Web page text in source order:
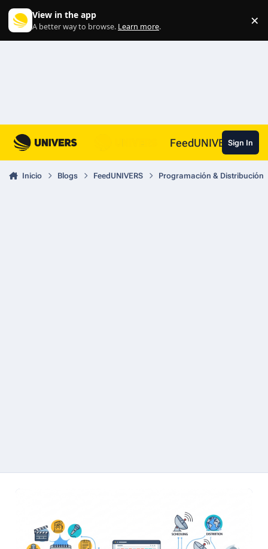
View in the app
A better way to browse. Learn more. ×
FeedUNIVERSSign In
Inicio Blogs FeedUNIVERS Programación & Distribución